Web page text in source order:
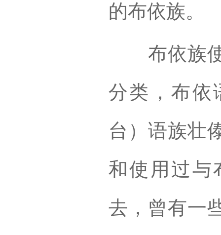
的布依族。
布依族使
分类，布依
台）语族壮
和使用过与
去，曾有一